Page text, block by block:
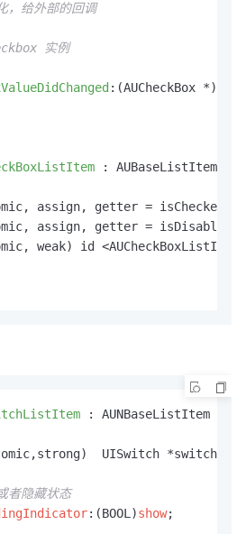
，给外部的回调
实例
:(AUCheckBox
:
assign, getter = isChecked)
assign, getter =
weak) id
: AUNBaseListItem
UISwitch
者隐藏状态
:(BOOL)show;